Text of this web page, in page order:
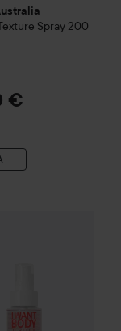
Spray 200
€